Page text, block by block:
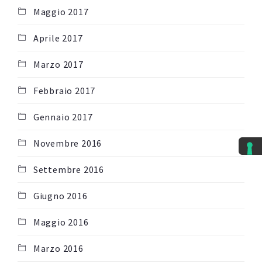
Maggio 2017
Aprile 2017
Marzo 2017
Febbraio 2017
Gennaio 2017
Novembre 2016
Settembre 2016
Giugno 2016
Maggio 2016
Marzo 2016